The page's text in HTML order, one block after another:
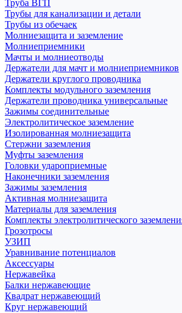
Труба ВГП
Трубы для канализации и детали
Трубы из обечаек
Молниезащита и заземление
Молниеприемники
Мачты и молниеотводы
Держатели для мачт и молниеприемников
Держатели круглого проводника
Комплекты модульного заземления
Держатели проводника универсальные
Зажимы соединительные
Электролитическое заземление
Изолированная молниезащита
Стержни заземления
Муфты заземления
Головки удароприемные
Наконечники заземления
Зажимы заземления
Активная молниезащита
Материалы для заземления
Комплекты электролитического
Грозотросы
УЗИП
Уравнивание потенциалов
Аксессуары
Нержавейка
Балки нержавеющие
Квадрат нержавеющий
Круг нержавеющий